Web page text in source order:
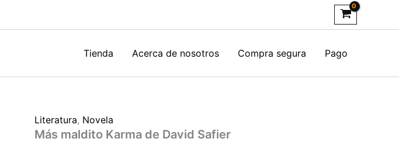
Tienda Acerca de nosotros Compra segura Pago
Literatura, Novela
Más maldito Karma de David Safier